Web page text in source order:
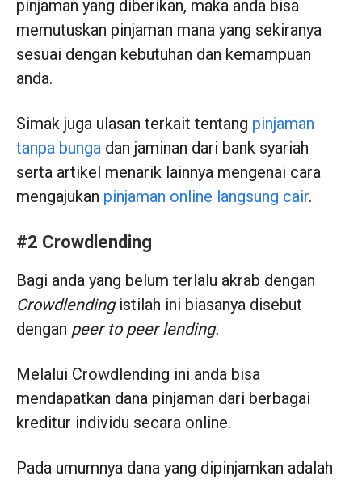
pinjaman yang diberikan, maka anda bisa
memutuskan pinjaman mana yang sekiranya
sesuai dengan kebutuhan dan kemampuan
anda.
Simak juga ulasan terkait tentang pinjaman
tanpa bunga dan jaminan dari bank syariah
serta artikel menarik lainnya mengenai cara
mengajukan pinjaman online langsung cair.
#2 Crowdlending
Bagi anda yang belum terlalu akrab dengan
Crowdlendingistilah ini biasanya disebut
dengan peer to peer lending.
Melalui Crowdlending ini anda bisa
mendapatkan dana pinjaman dari berbagai
kreditur individu secara online.
Pada umumnya dana yang dipinjamkan adalah